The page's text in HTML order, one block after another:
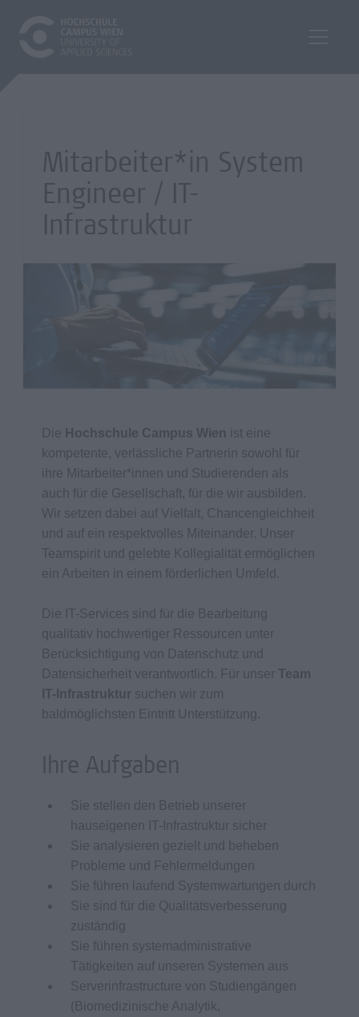
Mitarbeiter*in System
Engineer / IT-
Infrastruktur
Die Hochschule Campus Wien
ist eine
kompetente, verlässliche Partnerin sowohl für
ihre Mitarbeiter*innen und Studierenden als
auch für die Gesellschaft, für die wir ausbilden.
Wir setzen dabei auf Vielfalt, Chancengleichheit
und auf ein respektvolles Miteinander. Unser
Teamspirit und gelebte Kollegialität ermöglichen
ein Arbeiten in einem förderlichen Umfeld.
Die IT-Services sind für die Bearbeitung
qualitativ hochwertiger Ressourcen unter
Berücksichtigung von Datenschutz und
Datensicherheit verantwortlich. Für unser Team
IT-Infrastruktur suchen wir zum
baldmöglichsten Eintritt Unterstützung.
Ihre Aufgaben
Sie stellen den Betrieb unserer
hauseigenen IT-Infrastruktur sicher
Sie analysieren gezielt und beheben
Probleme und Fehlermeldungen
Sie führen laufend Systemwartungen durch
Sie sind für die Qualitätsverbesserung
zuständig
Sie führen systemadministrative
Tätigkeiten auf unseren Systemen aus
Serverinfrastructure von Studiengängen
(Biomedizinische Analytik,